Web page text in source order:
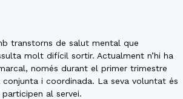
transtorns de salut mental que
molt difícil sortir. Actualment n’hi ha
només durant el primer trimestre
i coordinada. La seva voluntat és
al servei.